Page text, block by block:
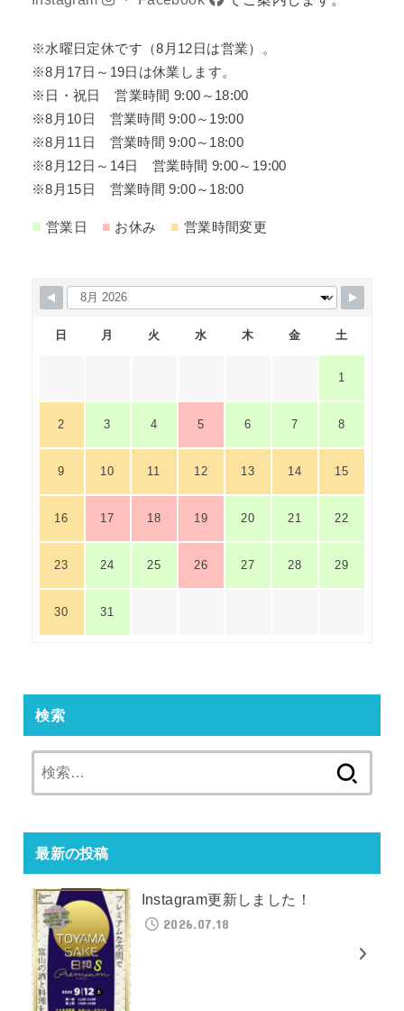
※水曜日定休です（8月12日は営業）。
※8月17日～19日は休業します。
※日・祝日 営業時間 9:00～18:00
※8月10日 営業時間 9:00～19:00
※8月11日 営業時間 9:00～18:00
※8月12日～14日 営業時間 9:00～19:00
※8月15日 営業時間 9:00～18:00
■ 営業日 ■ お休み ■ 営業時間変更
日 月 火 水 木 金 土
1
2 3 4 5 6 7 8
9 10 11 12 13 14 15
16 17 18 19 20 21 22
23 24 25 26 27 28 29
30 31
検索
索:
最新の投稿
Instagram更新しました！
2026.07.18